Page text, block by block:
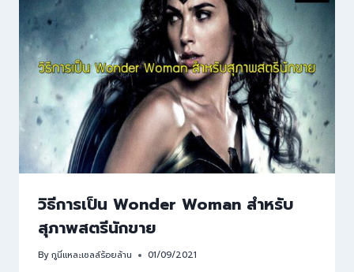
วิธีการเป็น Wonder Woman สำหรับ
สุภาพสตรีนักขาย
Byกูนี่แหละเซลล์ร้อยล้าน 01/09/2021